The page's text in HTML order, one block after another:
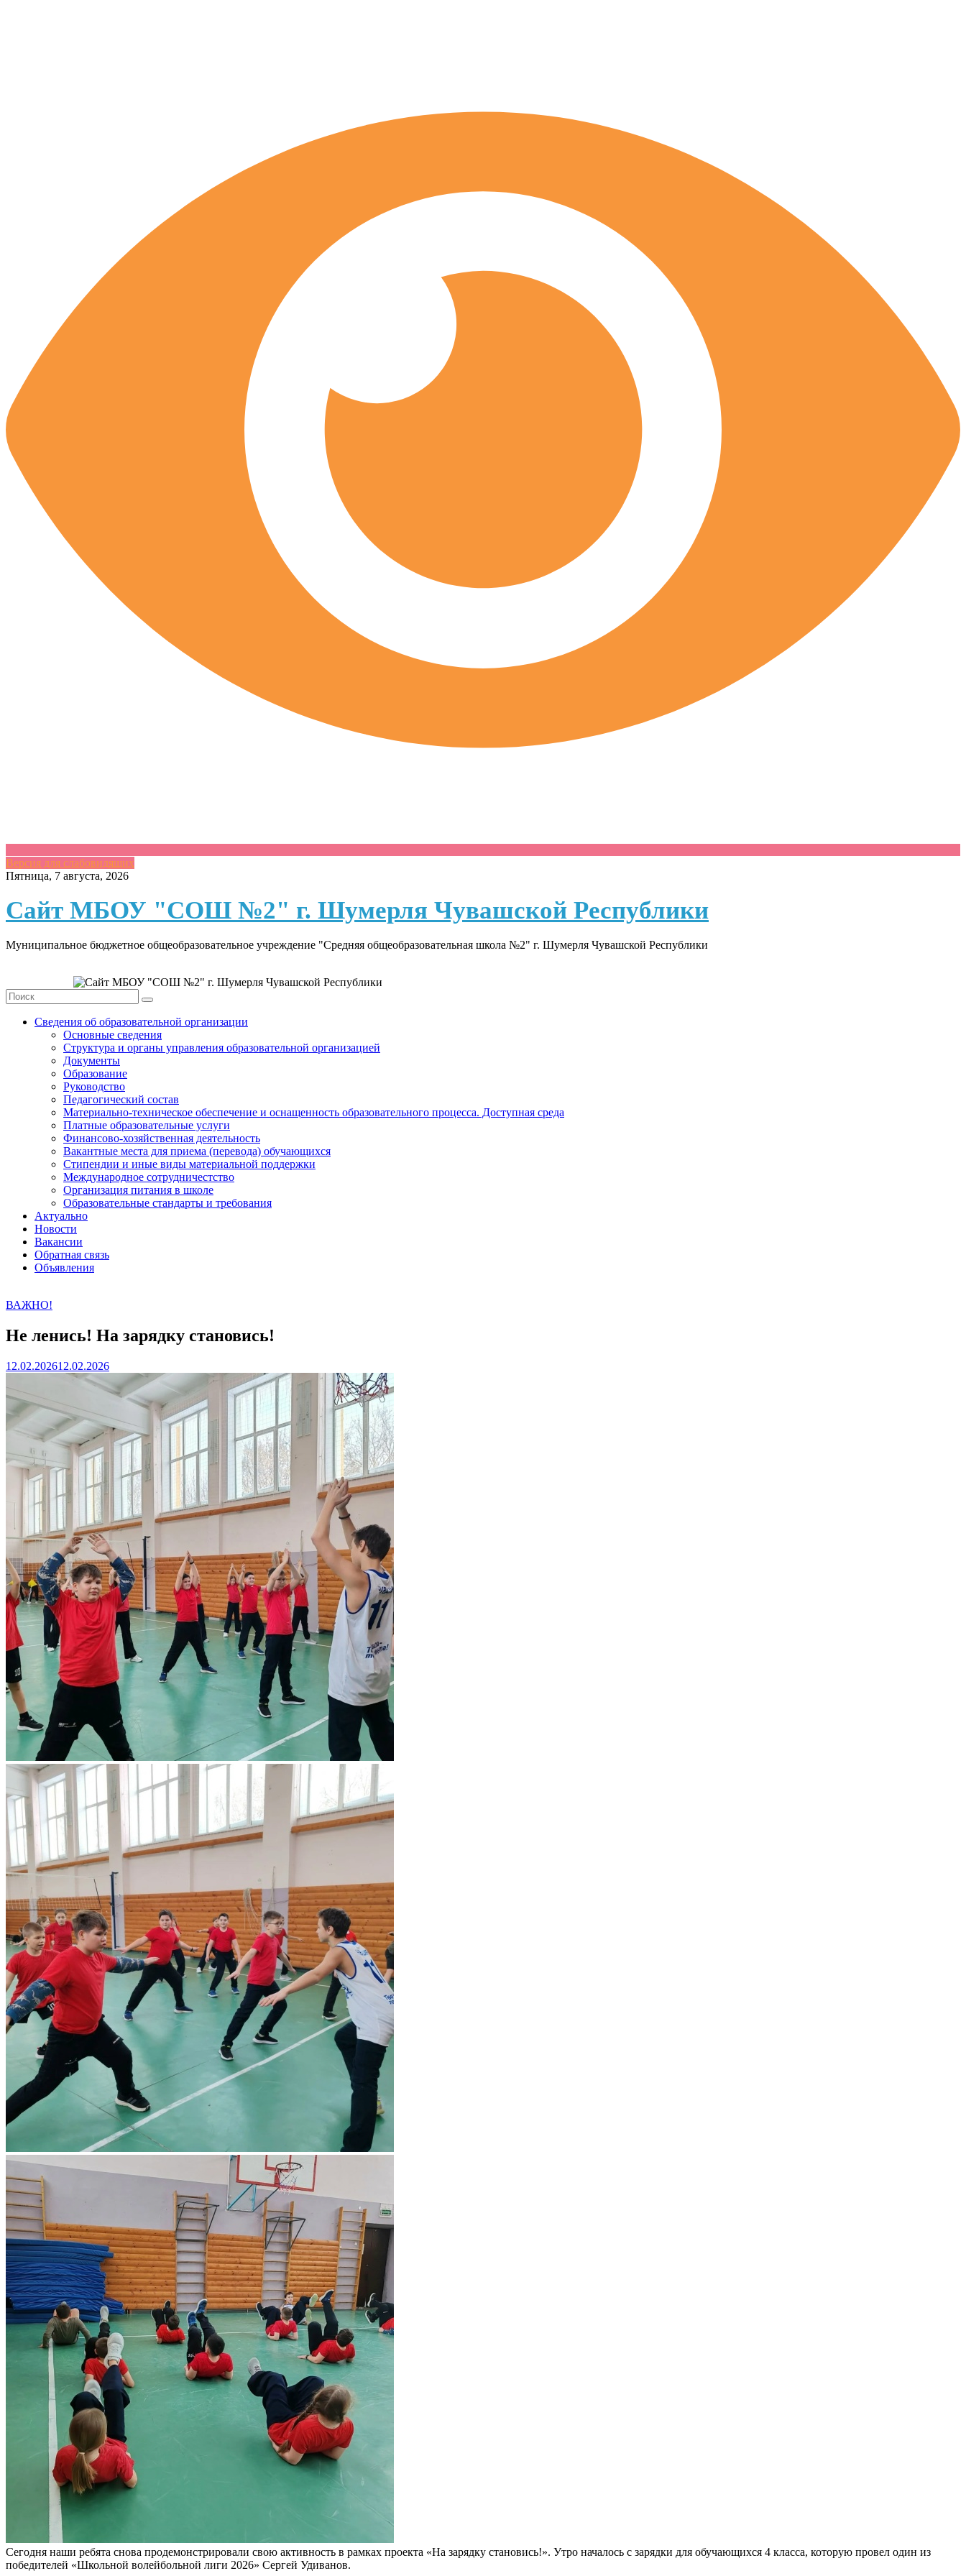
Версия для слабовидящих
Skip
content
Пятница, 7 августа, 2026
Сайт МБОУ "СОШ №2" г. Шумерля Чувашской Республики
Муниципальное бюджетное общеобразовательное учреждение "Средняя общеобразовательная школа №2" г. Шумерля Чувашской Республики
Сведения об образовательной организации
Основные сведения
Структура и органы управления образовательной организацией
Документы
Образование
Руководство
Педагогический состав
Материально-техническое обеспечение и оснащенность образовательного процесса. Доступная среда
Платные образовательные услуги
Финансово-хозяйственная деятельность
Вакантные места для приема (перевода) обучающихся
Стипендии и иные виды материальной поддержки
Международное сотрудничестство
Организация питания в школе
Образовательные стандарты и требования
Актуально
Новости
Вакансии
Обратная связь
Объявления
ВАЖНО!
Не ленись! На зарядку становись!
12.02.202612.02.2026
Сегодня наши ребята снова продемонстрировали свою активность в рамках проекта «На зарядку становись!». Утро началось с зарядки для обучающихся 4 класса, которую провел один из
победителей «Школьной волейбольной лиги 2026» Сергей Удиванов.